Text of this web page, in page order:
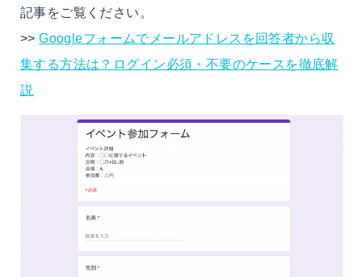
記事をご覧ください。
>>Googleフォームでメールアドレスを回答者から収
集する方法は？ログイン必須・不要のケースを徹底解
説